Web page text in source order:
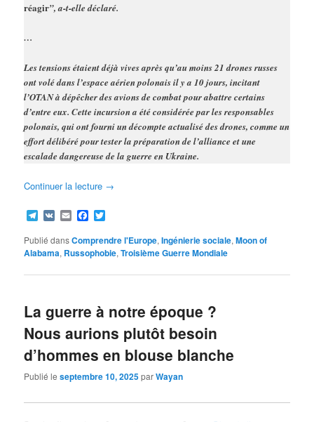
réagir”, a-t-elle déclaré.
…
Les tensions étaient déjà vives après qu’au moins 21 drones russes
ont volé dans l’espace aérien polonais il y a 10 jours, incitant
l’OTAN à dépêcher des avions de combat pour abattre certains
d’entre eux. Cette incursion a été considérée par les responsables
polonais, qui ont fourni un décompte actualisé des drones, comme un
effort délibéré pour tester la préparation de l’alliance et une
escalade dangereuse de la guerre en Ukraine.
Continuer la lecture →
Telegram
VK EmailFacebook
Publié dansComprendre l'Europe,Ingénierie sociale,Moon of
Alabama, Russophobie,Troisième Guerre Mondiale
La guerre à notre époque ?
Nous aurions plutôt besoin
d’hommes en blouse blanche
Publié leseptembre 10, 2025parWayan